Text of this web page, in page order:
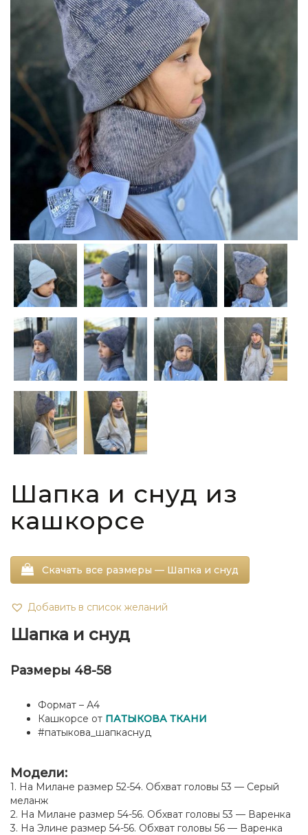
Шапка и снуд из
кашкорсе
Скачать все размеры — Шапка и снуд
Добавить в список желаний
Шапка и снуд
Размеры 48-58
Формат – А4
Кашкорсе от ПАТЫКОВА ТКАНИ
#патыкова_шапкаснуд
Модели:
1. На Милане размер 52-54. Обхват головы 53 — Серый
меланж
2. На Милане размер 54-56. Обхват головы 53 — Варенка
3. На Элине размер 54-56. Обхват головы 56 — Варенка